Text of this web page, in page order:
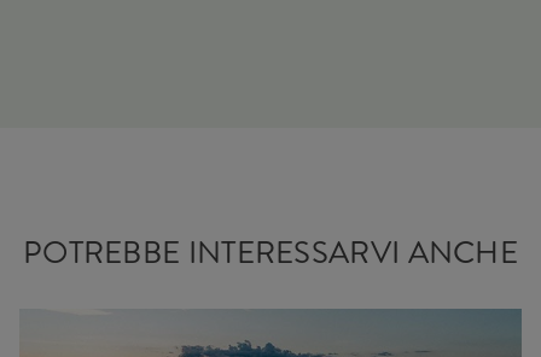
POTREBBE INTERESSARVI ANCHE